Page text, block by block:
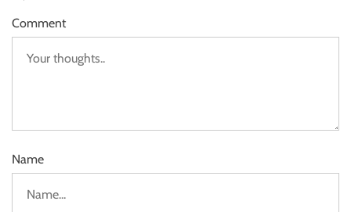
Comment
Name